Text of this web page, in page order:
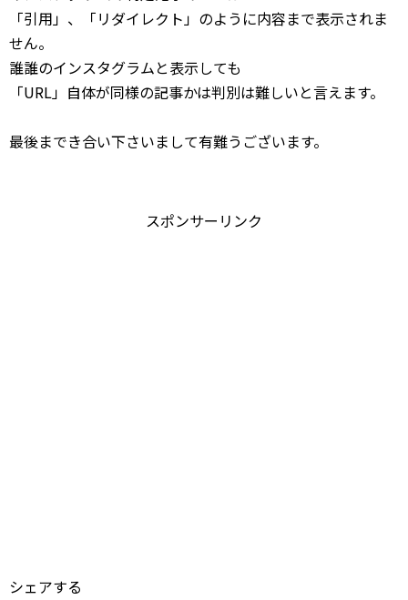
「引用」、「リダイレクト」のように内容まで表示されま
せん。
誰誰のインスタグラムと表示しても
「URL」自体が同様の記事かは判別は難しいと言えます。
最後までき合い下さいまして有難うございます。
スポンサーリンク
シェアする